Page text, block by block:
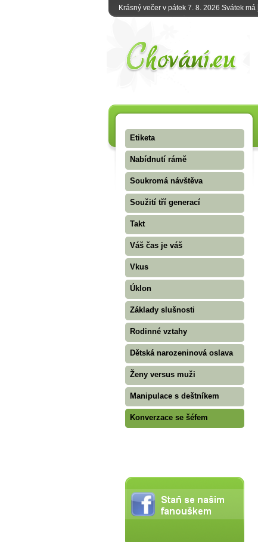
Krásný večer v pátek 7. 8. 2026 Svátek má
Etiketa
Nabídnutí rámě
Soukromá návštěva
Soužití tří generací
Takt
Váš čas je váš
Vkus
Úklon
Základy slušnosti
Rodinné vztahy
Dětská narozeninová oslava
Ženy versus muži
Manipulace s deštníkem
Konverzace se šéfem